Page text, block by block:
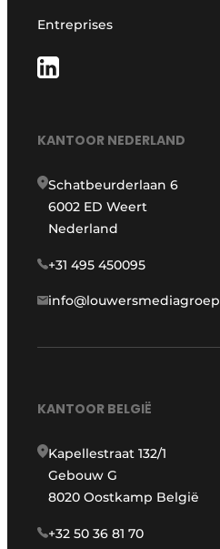
Entreprises
KANTOOR NEDERLAND
Schatbeurderlaan 6
6002 ED Weert
Nederland
+31 495 450095
KANTOOR BELGIË
Kapellestraat 132/1
Gebouw G
8020 Oostkamp België
+32 50 36 81 70